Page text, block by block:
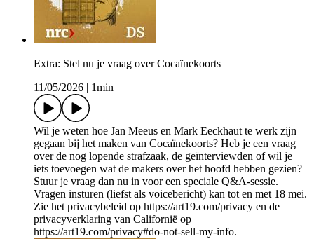
Extra: Stel nu je vraag over Cocaïnekoorts
11/05/2026
1min
Wil je weten hoe Jan Meeus en Mark Eeckhaut te werk zijn
gegaan bij het maken van Cocaïnekoorts? Heb je een vraag
over de nog lopende strafzaak, de geïnterviewden of wil je
iets toevoegen wat de makers over het hoofd hebben gezien?
Stuur je vraag dan nu in voor een speciale Q&A-sessie.
Vragen insturen (liefst als voicebericht) kan tot en met 18 mei.
Zie het privacybeleid op https://art19.com/privacy en de
privacyverklaring van Californië op
https://art19.com/privacy#do-not-sell-my-info.